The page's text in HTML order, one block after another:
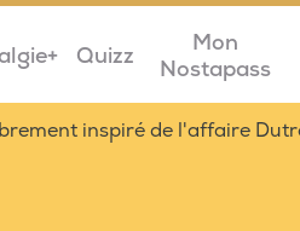
Quizz
Mon
Nostapass
inspiré de l'affaire